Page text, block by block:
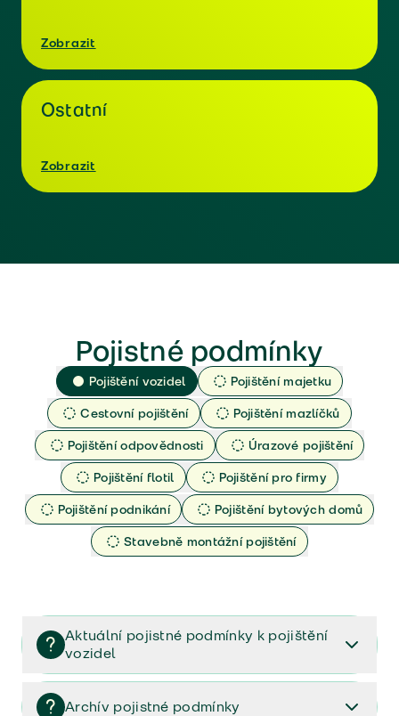
Zobrazit
Ostatní
Zobrazit
Pojistné podmínky
Pojištění vozidel
Pojištění majetku
Cestovní pojištění
Pojištění mazlíčků
Pojištění odpovědnosti
Úrazové pojištění
Pojištění flotil
Pojištění pro firmy
Pojištění podnikání
Pojištění bytových domů
Stavebně montážní pojištění
Aktuální pojistné podmínky k pojištění
vozidel
Pojištění vozidel/Pojistné podmínky a vše důležité ke
smlouvě (PDF)
Archív pojistné podmínky